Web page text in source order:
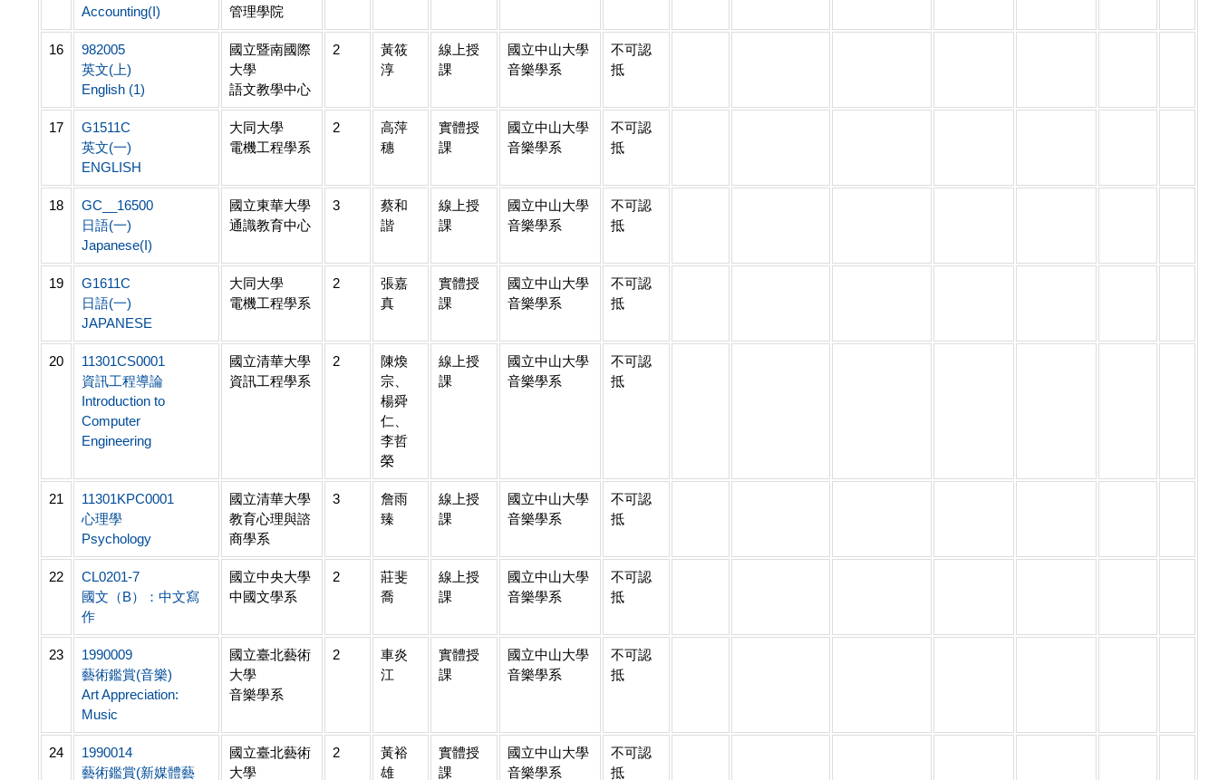
Accounting(I)
管理學院
16
982005
英文(上)
English (1)
國立暨南國際
大學
語文教學中心
2
黃筱
淳
線上授
課
國立中山大學
音樂學系
不可認
抵
17
G1511C
英文(一)
ENGLISH
大同大學
電機工程學系
2
高萍
穗
實體授
課
國立中山大學
音樂學系
不可認
抵
18
GC__16500
日語(一)
Japanese(I)
國立東華大學
通識教育中心
3
蔡和
諧
線上授
課
國立中山大學
音樂學系
不可認
抵
19
G1611C
日語(一)
JAPANESE
大同大學
電機工程學系
2
張嘉
真
實體授
課
國立中山大學
音樂學系
不可認
抵
20
11301CS0001
資訊工程導論
Introduction to
Computer
Engineering
國立清華大學
資訊工程學系
2
陳煥
宗、
楊舜
仁、
李哲
榮
線上授
課
國立中山大學
音樂學系
不可認
抵
21
11301KPC0001
心理學
Psychology
國立清華大學
教育心理與諮
商學系
3
詹雨
臻
線上授
課
國立中山大學
音樂學系
不可認
抵
22
CL0201-7
國文（B）：中文寫
作
國立中央大學
中國文學系
2
莊斐
喬
線上授
課
國立中山大學
音樂學系
不可認
抵
23
1990009
藝術鑑賞(音樂)
Art Appreciation:
Music
國立臺北藝術
大學
音樂學系
2
車炎
江
實體授
課
國立中山大學
音樂學系
不可認
抵
24
1990014
藝術鑑賞(新媒體藝
國立臺北藝術
大學
2
黃裕
雄
實體授
課
國立中山大學
音樂學系
不可認
抵